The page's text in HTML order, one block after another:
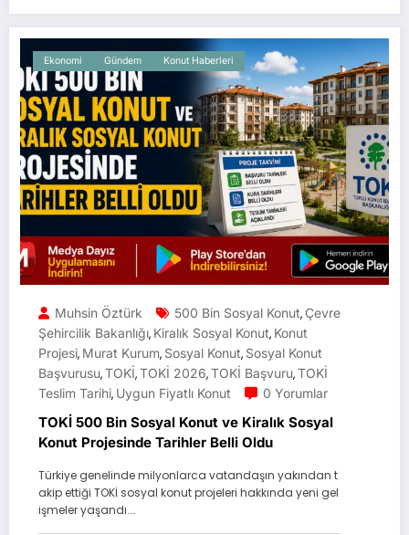
Ekonomi Gündem Konut Haberleri
Muhsin Öztürk 500 Bin Sosyal Konut, Çevre
Şehircilik Bakanlığı, Kiralık Sosyal Konut, Konut
Projesi, Murat Kurum, Sosyal Konut, Sosyal Konut
Başvurusu,TOKİ,TOKİ 2026,TOKİ Başvuru,TOKİ
Teslim Tarihi, Uygun Fiyatlı Konut 0 Yorumlar
TOKİ 500 Bin Sosyal Konut ve Kiralık Sosyal
Konut Projesinde Tarihler Belli Oldu
Türkiye genelinde milyonlarca vatandaşın yakından t
akip ettiği TOKİ sosyal konut projeleri hakkında yeni gel
işmeler yaşandı.…